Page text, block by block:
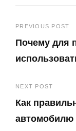
по
PREVIOUS POST
Почему для
Post
NEXT POST
Как
автомобилю